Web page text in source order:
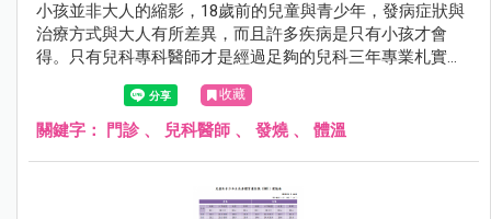
小孩並非大人的縮影，18歲前的兒童與青少年，發病症狀與
治療方式與大人有所差異，而且許多疾病是只有小孩才會
得。只有兒科專科醫師才是經過足夠的兒科三年專業札實訓
練。相較於其他科，兒科醫師對於小兒疾病全身性的評估更
收藏
關鍵字： 門診 、 兒科醫師 、 發燒、 體溫